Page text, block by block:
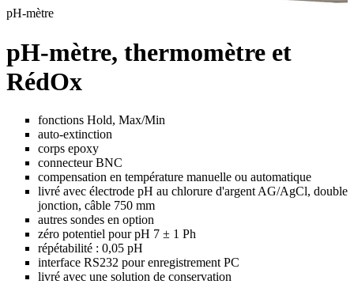
pH-mètre
pH-mètre, thermomètre et
RédOx
fonctions Hold, Max/Min
auto-extinction
corps epoxy
connecteur BNC
compensation en température manuelle ou automatique
livré avec électrode pH au chlorure d'argent AG/AgCl, double
jonction, câble 750 mm
autres sondes en option
zéro potentiel pour pH 7 ± 1 Ph
répétabilité : 0,05 pH
interface RS232 pour enregistrement PC
livré avec une solution de conservation